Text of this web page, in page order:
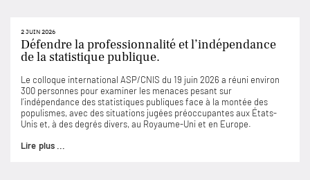
2 JUIN 2026
Défendre la professionnalité et l’indépendance
de la statistique publique.
Le colloque international ASP/CNIS du 19 juin 2026 a réuni environ
300 personnes pour examiner les menaces pesant sur
l’indépendance des statistiques publiques face à la montée des
populismes, avec des situations jugées préoccupantes aux États-
Unis et, à des degrés divers, au Royaume-Uni et en Europe.
Lire plus ...